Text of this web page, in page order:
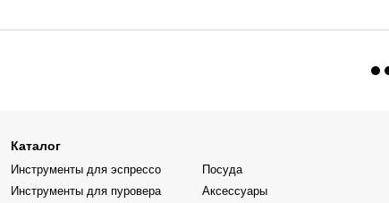
Каталог
Инструменты для эспрессо
Инструменты для пуровера
Посуда
Аксессуары